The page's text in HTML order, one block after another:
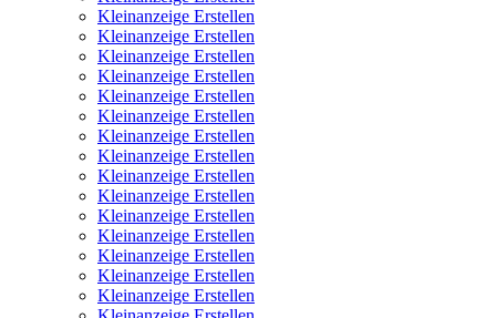
Kleinanzeige Erstellen
Kleinanzeige Erstellen
Kleinanzeige Erstellen
Kleinanzeige Erstellen
Kleinanzeige Erstellen
Kleinanzeige Erstellen
Kleinanzeige Erstellen
Kleinanzeige Erstellen
Kleinanzeige Erstellen
Kleinanzeige Erstellen
Kleinanzeige Erstellen
Kleinanzeige Erstellen
Kleinanzeige Erstellen
Kleinanzeige Erstellen
Kleinanzeige Erstellen